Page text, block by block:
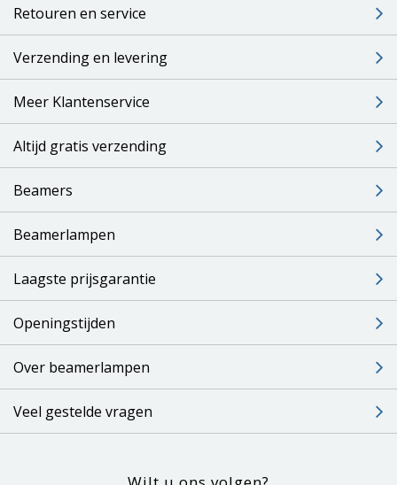
Retouren en service
Verzending en levering
Meer Klantenservice
Altijd gratis verzending
Beamers
Beamerlampen
Laagste prijsgarantie
Openingstijden
Over beamerlampen
Veel gestelde vragen